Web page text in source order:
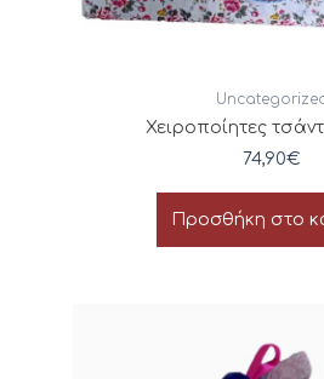
Χειροποίητες
74,90€
Προσθήκη στο